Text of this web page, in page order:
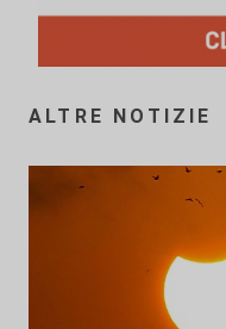
ALTRE NOTIZIE